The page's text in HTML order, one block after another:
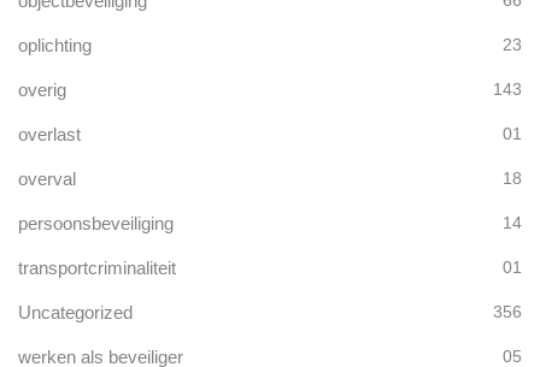
oplichting 23
overig 143
overlast 01
overval 18
persoonsbeveiliging 14
transportcriminaliteit 01
Uncategorized 356
werken als beveiliger 05